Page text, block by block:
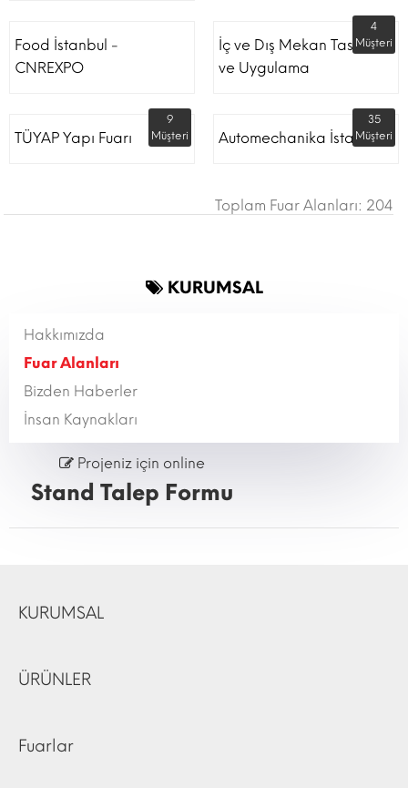
Food İstanbul -
CNREXPO
İç ve Dış Mekan Tasarım
ve Uygulama
4
Müşteri
TÜYAP Yapı Fuarı
9
Müşteri
Automechanika İstanbul
35
Müşteri
Toplam Fuar Alanları: 204
KURUMSAL
Hakkımızda
Fuar Alanları
Bizden Haberler
İnsan Kaynakları
Projeniz için online
Stand Talep Formu
KURUMSAL
ÜRÜNLER
Fuarlar